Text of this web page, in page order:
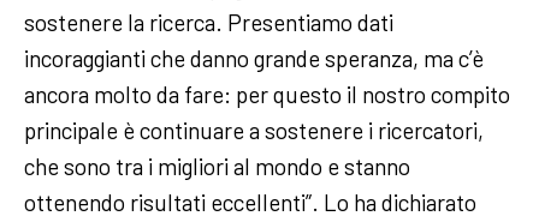
sostenere la ricerca. Presentiamo dati
incoraggianti che danno grande speranza, ma c’è
ancora molto da fare: per questo il nostro compito
principale è continuare a sostenere i ricercatori,
che sono tra i migliori al mondo e stanno
ottenendo risultati eccellenti”. Lo ha dichiarato